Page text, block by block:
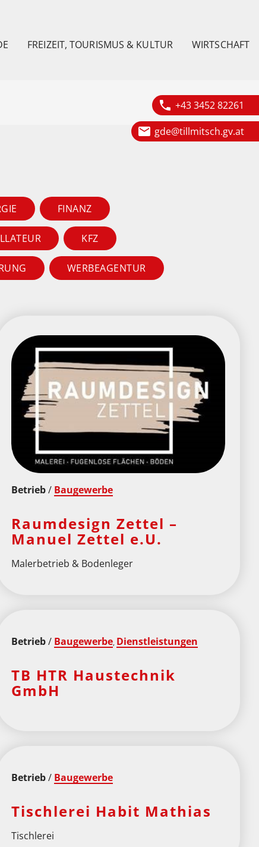
FREIZEIT, TOURISMUS & KULTUR WIRTSCHAFT
phone +43 3452 82261
email gde@tillmitsch.gv.at
FINANZ
KFZ
WERBEAGENTUR
Betrieb/ Baugewerbe
Raumdesign Zettel –
Manuel Zettel e.U.
Malerbetrieb & Bodenleger
Betrieb/ Baugewerbe, Dienstleistungen
TB HTR Haustechnik
GmbH
Betrieb/ Baugewerbe
Tischlerei Habit Mathias
Tischlerei